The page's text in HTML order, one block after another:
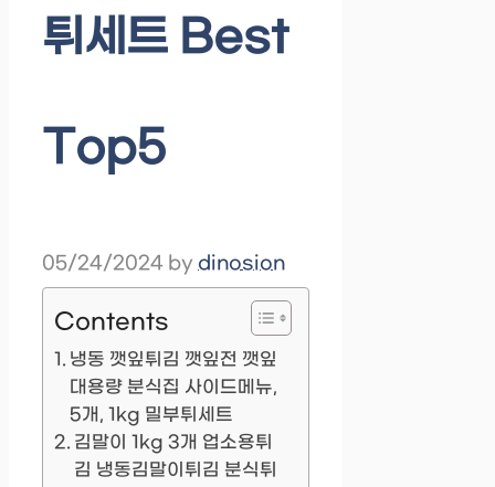
튀세트 Best
Top5
05/24/2024 by dinosion
Contents
냉동 깻잎튀김 깻잎전 깻잎
대용량 분식집 사이드메뉴,
5개, 1kg 밀부튀세트
김말이 1kg 3개 업소용튀
김 냉동김말이튀김 분식튀